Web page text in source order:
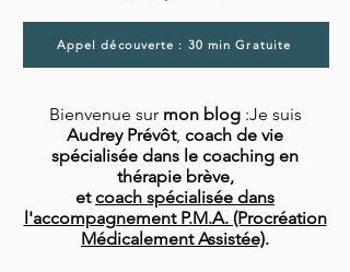
Appel découverte : 30 min Gratuite
Bienvenue sur mon blog :Je suis
Audrey Prévôt, coach de vie
spécialisée dans le coaching en
thérapie brève,
etcoach spécialisée dans
l'accompagnement P.M.A. (Procréation
Médicalement Assistée).